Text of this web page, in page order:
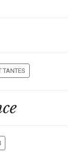
TANTES